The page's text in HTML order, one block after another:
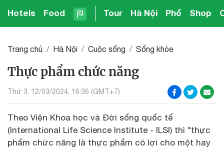
Hotels Food Tour Hà Nội Phố Shop
Trang chủ Hà Nội Cuộc sống Sống khỏe
Thực phẩm chức năng
Thứ 3, 12/03/2024, 16:36 (GMT+7)
Theo Viện Khoa học và Đời sống quốc tế
(International Life Science Institute - ILSI) thì "thực
phẩm chức năng là thực phẩm có lợi cho một hay